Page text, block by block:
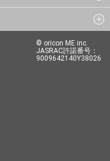
© oricon ME inc.
JASRAC許諾番号：
9009642140Y38026